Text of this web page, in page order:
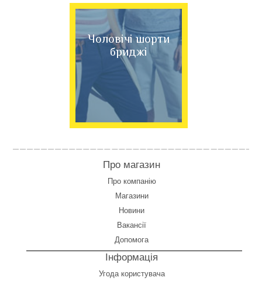
Чоловічі шорти
бриджі
Про магазин
Про компанію
Магазини
Новини
Вакансії
Допомога
Інформація
Угода користувача